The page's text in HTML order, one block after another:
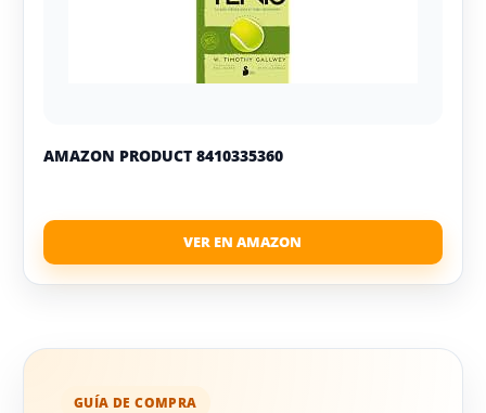
AMAZON PRODUCT 8410335360
GUÍA DE COMPRA